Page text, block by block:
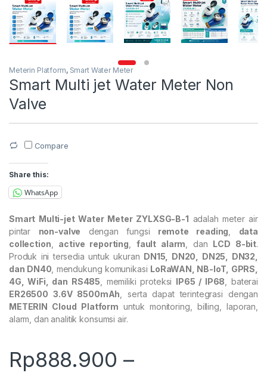
Meterin Platform, Smart Water Meter
Smart Multi jet Water Meter Non
Valve
Compare
Share this:
WhatsApp
Smart Multi-jet Water Meter ZYLXSG-B-1 adalah meter air
pintar non-valve dengan fungsi remote reading
data
collection
active reporting fault alarm , dan LCD 8-bit.
Produk ini tersedia untuk ukuran DN15, DN20, DN25, DN32,
dan DN40 , mendukung komunikasi LoRaWAN, NB-IoT, GPRS,
4G, WiFi, dan RS485 , memiliki proteksi IP65 / IP68 , baterai
ER26500 3.6V 8500mAh , serta dapat terintegrasi dengan
METERIN Cloud Platform untuk monitoring, billing, laporan,
alarm, dan analitik konsumsi air.
Rp888.900 –